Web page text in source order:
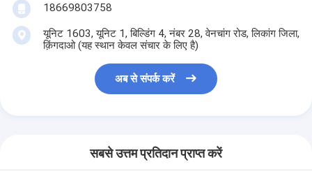
18669803758
यूनिट 1603, यूनिट 1, बिल्डिंग 4, नंबर 28, वेनचांग रोड, लिकांग जिला,
क़िंगदाओ (यह स्थान केवल संचार के लिए है)
अब से संपर्क करें
सबसे उत्तम प्रतिदान प्राप्त करें